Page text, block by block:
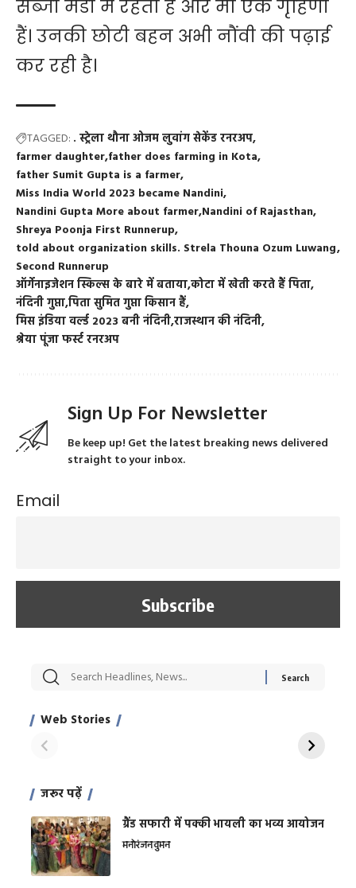
सब्जी मंडी में रहता है और मां एक गृहिणी
हैं। उनकी छोटी बहन अभी नौंवी की पढ़ाई
कर रही है।
TAGGED: . स्ट्रेला थौना ओजम लुवांग सेकेंड रनरअप
farmer daughter father does farming in Kota
father Sumit Gupta is a farmer
Miss India World 2023 became Nandini
Nandini Gupta More about farmer Nandini of Rajasthan
Shreya Poonja First Runnerup
told about organization skills. Strela Thouna Ozum Luwang
Second Runnerup
ऑर्गेनाइजेशन स्किल्स के बारे में बतायाकोटा में खेती करते हैं पिता
नंदिनी गुप्तापिता सुमित गुप्ता किसान हैं
मिस इंडिया वर्ल्ड 2023 बनी नंदिनीराजस्थान की नंदिनी
श्रेया पूंजा फर्स्ट रनरअप
Sign Up For Newsletter
Be keep up! Get the latest breaking news delivered
straight to your inbox.
Email
Web Stories
सट्टेबाजी में अरेस्ट हुए
साहिल खान
रोज एक कच्चे लहसुन
जरूर पढ़ें
ग्रैंड सफारी में पक्की भायली का भव्य आयोजन
मनोरंजनवुमन